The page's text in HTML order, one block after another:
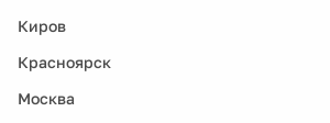
Киров
Красноярск
Москва